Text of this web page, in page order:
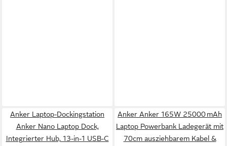
Anker Laptop-Dockingstation
Anker Nano Laptop Dock,
Integrierter Hub, 13-in-1 USB-C
Anker Anker 165W 25000 mAh
Laptop Powerbank Ladegerät mit
70cm ausziehbarem Kabel &